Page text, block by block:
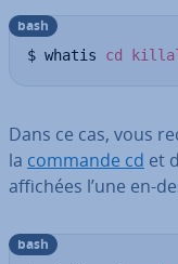
$ whatis cd
bash
Dans ce cas, vous
la commande cd et
affichées l’une en-
bash